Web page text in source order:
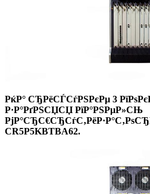
РќР° СЂРёСЃСѓРЅРєРµ 3
Р·Р°РґРЅСЏСЏРїР°РЅРµР»СЊ
CR5P5KBTBA62.